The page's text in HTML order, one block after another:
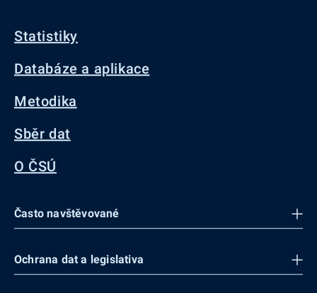
Statistiky
Databáze a aplikace
Metodika
Sběr dat
O ČSÚ
Často navštěvované
Ochrana dat a legislativa